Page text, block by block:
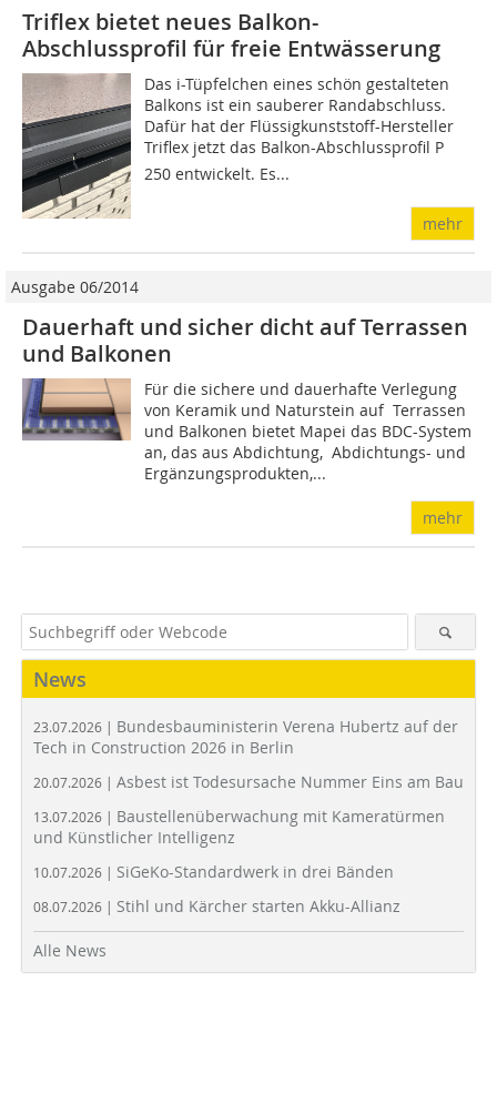
Triflex bietet neues Balkon-
Abschlussprofil für freie Entwässerung
Das i-Tüpfelchen eines schön gestalteten
Balkons ist ein sauberer Randabschluss.
Dafür hat der Flüssigkunststoff-Hersteller
Triflex jetzt das Balkon-Abschlussprofil P
250 entwickelt. Es...
mehr
Ausgabe 06/2014
Dauerhaft und sicher dicht auf Terrassen
und Balkonen
Für die sichere und dauerhafte Verlegung
von Keramik und Naturstein auf Terrassen
und Balkonen bietet Mapei das BDC-System
an, das aus Abdichtung, Abdichtungs- und
Ergänzungsprodukten,...
mehr
News
23.07.2026 | Bundesbauministerin Verena Hubertz auf der
Tech in Construction 2026 in Berlin
20.07.2026 | Asbest ist Todesursache Nummer Eins am Bau
13.07.2026 | Baustellenüberwachung mit Kameratürmen
und Künstlicher Intelligenz
10.07.2026 | SiGeKo-Standardwerk in drei Bänden
08.07.2026 | Stihl und Kärcher starten Akku-Allianz
Alle News